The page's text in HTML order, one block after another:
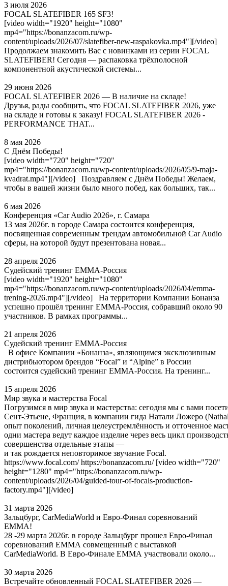
3 июля 2026
FOCAL SLATEFIBER 165 SF3!
[video width="1920" height="1080"
mp4="https://bonanzacom.ru/wp-
content/uploads/2026/07/slatefiber-new-raspakovka.mp4"][/video]
Продолжаем знакомить Вас с новинками из серии FOCAL
SLATEFIBER! Сегодня — распаковка трёхполосной
компонентной акустической системы...
29 июня 2026
FOCAL SLATEFIBER 2026 — В наличие на складе!
Друзья, рады сообщить, что FOCAL SLATEFIBER 2026, уже
на складе и готовы к заказу! FOCAL SLATEFIBER 2026 -
PERFORMANCE THAT...
8 мая 2026
С Днём Победы!
[video width="720" height="720"
mp4="https://bonanzacom.ru/wp-content/uploads/2026/05/9-maja-
kvadrat.mp4"][/video] Поздравляем с Днём Победы! Желаем,
чтобы в вашей жизни было много побед, как больших, так...
6 мая 2026
Конференция «Car Audio 2026», г. Самара
13 мая 2026г. в городе Самара состоится конференция,
посвященная современным трендам автомобильной Car Audio
сферы, на которой будут презентована новая...
28 апреля 2026
Судейский тренинг EMMA-Россия
[video width="1920" height="1080"
mp4="https://bonanzacom.ru/wp-content/uploads/2026/04/emma-
trening-2026.mp4"][/video] На территории Компании Бонанза
успешно прошёл тренинг EMMA‑Россия, собравший около 90
участников. В рамках программы...
21 апреля 2026
Судейский тренинг EMMA-Россия
В офисе Компании «Бонанза», являющимся эксклюзивным
дистрибьютором брендов “Focal” и “Alpine” в России
состоится судейский тренинг EMMA-Россия. На тренинг...
15 апреля 2026
Мир звука и мастерства Focal
Погрузимся в мир звука и мастерства: сегодня мы с вами
Сент‑Этьене, Франция, в компании гида Натали Ложеро
опыт поколений, личная целеустремлённость и отточенное
одни мастера ведут каждое изделие через весь цикл
совершенства отдельные этапы —
и так рождается неповторимое звучание Focal.
https://www.focal.com/ https://bonanzacom.ru/ [video width="720"
height="1280" mp4="https://bonanzacom.ru/wp-
content/uploads/2026/04/guided-tour-of-focals-production-
factory.mp4"][/video]
31 марта 2026
Зальцбург, CarMediaWorld и Евро-Финал соревнований
ЕММА!
28 -29 марта 2026г. в городе Зальцбург прошел Евро-Финал
соревнований ЕММА совмещенный с выставкой
CarMediaWorld. В Евро-Финале ЕММА участвовали около...
30 марта 2026
Встречайте обновленный FOCAL SLATEFIBER 2026 —